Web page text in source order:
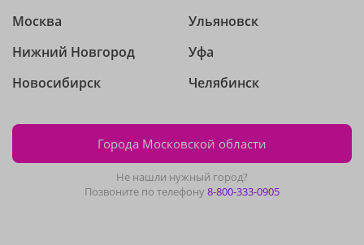
Москва
Нижний Новгород
Новосибирск
Ульяновск
Уфа
Челябинск
Города Московской области
Не нашли нужный город?
Позвоните по телефону8-800-333-0905